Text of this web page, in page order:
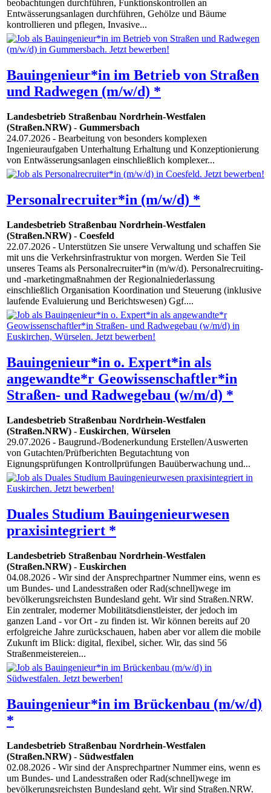
beobachtungen durchführen, Funktionskontrollen an
Entwässerungsanlagen durchführen, Gehölze und Bäume
kontrollieren und pflegen, Invasive...
Bauingenieur*in im Betrieb von Straßen
und Radwegen (m/w/d) *
Landesbetrieb Straßenbau Nordrhein-Westfalen
(Straßen.NRW) - Gummersbach
24.07.2026 - Bearbeitung von besonders komplexen
Ingenieuraufgaben Unterhaltung Erhaltung und Konzeptionierung
von Entwässerungsanlagen einschließlich komplexer...
Personalrecruiter*in (m/w/d) *
Landesbetrieb Straßenbau Nordrhein-Westfalen
(Straßen.NRW) - Coesfeld
22.07.2026 - Unterstützen Sie unsere Verwaltung und schaffen Sie
mit uns die Verkehrsinfrastruktur von morgen. Werden Sie Teil
unseres Teams als Personalrecruiter*in (m/w/d). Personalrecruiting-
und -marketingmaßnahmen der Regionalniederlassung
einschließlich Organisation Koordination und Steuerung (inklusive
laufende Evaluierung und Berichtswesen) Ggf....
Bauingenieur*in o. Expert*in als
angewandte*r Geowissenschaftler*in
Straßen- und Radwegebau (w/m/d) *
Landesbetrieb Straßenbau Nordrhein-Westfalen
(Straßen.NRW) - Euskirchen, Würselen
29.07.2026 - Baugrund-/Bodenerkundung Erstellen/Auswerten
von Gutachten/Prüfberichten Begutachtung von
Eignungsprüfungen Kontrollprüfungen Bauüberwachung und...
Duales Studium Bauingenieurwesen
praxisintegriert *
Landesbetrieb Straßenbau Nordrhein-Westfalen
(Straßen.NRW) - Euskirchen
04.08.2026 - Wir sind der Ansprechpartner Nummer eins, wenn es
um Bundes- und Landesstraßen oder Rad(schnell)wege im
bevölkerungsreichsten Bundesland geht. Wir sind Straßen.NRW.
Ein zentraler, moderner Mobilitätsdienstleister, der jedoch im
ganzen Land - vor Ort - zu finden ist. Wir können bereits auf 20
erfolgreiche Jahre zurückschauen, haben aber vor allem die mobile
Zukunft im Blick: digital, flexibel, sicher. Wir, das sind 56
Straßenmeistereien...
Bauingenieur*in im Brückenbau (m/w/d)
*
Landesbetrieb Straßenbau Nordrhein-Westfalen
(Straßen.NRW) - Südwestfalen
02.08.2026 - Wir sind der Ansprechpartner Nummer eins, wenn es
um Bundes- und Landesstraßen oder Rad(schnell)wege im
bevölkerungsreichsten Bundesland geht. Wir sind Straßen.NRW.